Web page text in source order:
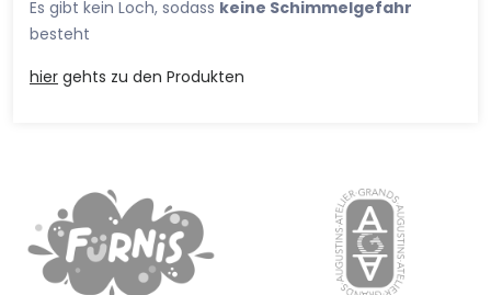
Es gibt kein Loch, sodass keine Schimmelgefahr
besteht
hier gehts zu den Produkten